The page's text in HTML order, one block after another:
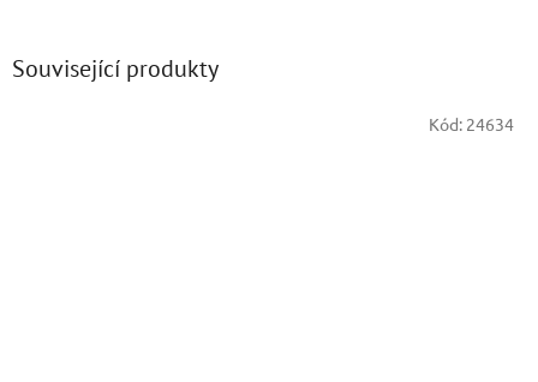
Související produkty
Kód: 24634